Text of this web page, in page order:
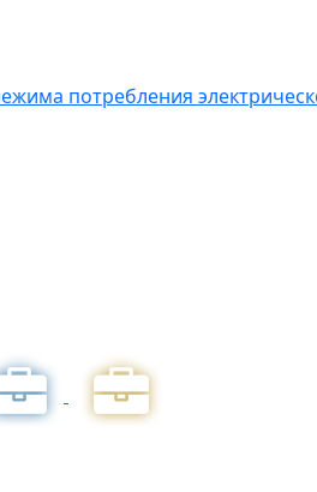
потребления